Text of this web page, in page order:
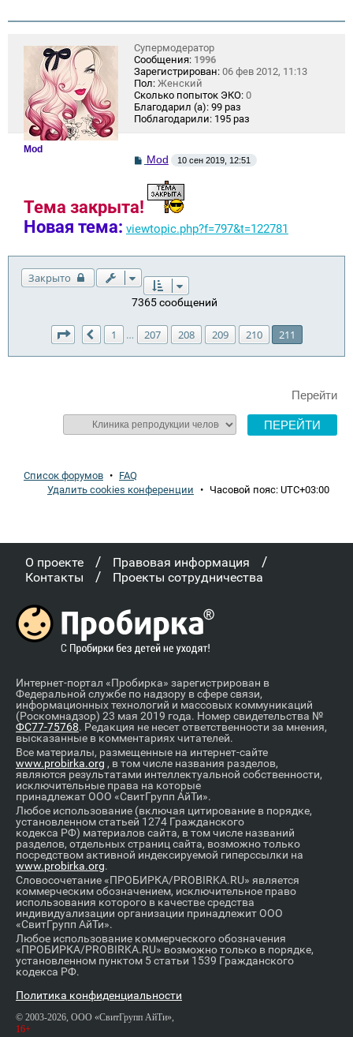
Mod
Супермодератор
Сообщения: 1996
Зарегистрирован: 06 фев 2012, 11:13
Пол: Женский
Сколько попыток ЭКО: 0
Благодарил (а): 99 раз
Поблагодарили: 195 раз
С
щ
е
н
и
Mod 10 сен 2019, 12:51
Тема закрыта!
Новая тема: viewtopic.php?f=797&t=122781
Закрыто
7365 сообщений
Страница 211 из211
Пред.
1 … 207 208 209 210 211
Перейти
Список форумов • FAQ
Удалить cookies конференции • Часовой пояс: UTC+03:00
О проекте / Правовая информация /
Контакты / Проекты сотрудничества
Интернет-портал «Пробирка» зарегистрирован в
Федеральной службе по надзору в сфере связи,
информационных технологий и массовых коммуникаций
(Роскомнадзор) 23 мая 2019 года. Номер свидетельства №
ФС77-75768. Редакция не несет ответственности за мнения,
высказанные в комментариях читателей.
Все материалы, размещенные на интернет-сайте
www.probirka.org , в том числе названия разделов,
являются результатами интеллектуальной собственности,
исключительные права на которые
принадлежат ООО «СвитГрупп АйТи».
Любое использование (включая цитирование в порядке,
установленном статьей 1274 Гражданского
кодекса РФ) материалов сайта, в том числе названий
разделов, отдельных страниц сайта, возможно только
посредством активной индексируемой гиперссылки на
www.probirka.org.
Словосочетание «ПРОБИРКА/PROBIRKA.RU» является
коммерческим обозначением, исключительное право
использования которого в качестве средства
индивидуализации организации принадлежит ООО
«СвитГрупп АйТи».
Любое использование коммерческого обозначения
«ПРОБИРКА/PROBIRKA.RU» возможно только в порядке,
установленном пунктом 5 статьи 1539 Гражданского
кодекса РФ.
Политика конфиденциальности
© 2003-2026, ООО «СвитГрупп АйТи»,
16+